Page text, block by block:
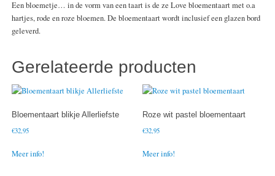
Een bloemetje… in de vorm van een taart is de ze Love bloementaart met o.a
hartjes, rode en roze bloemen. De bloementaart wordt inclusief een glazen bord
geleverd.
Gerelateerde producten
Bloementaart blikje Allerliefste
€32,95
Meer info!
Roze wit pastel bloementaart
€32,95
Meer info!